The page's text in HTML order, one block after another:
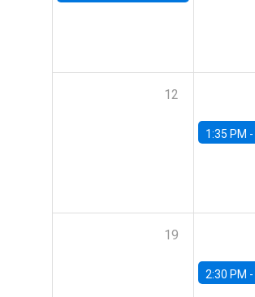
12
1:35 PM -
19
2:30 PM -